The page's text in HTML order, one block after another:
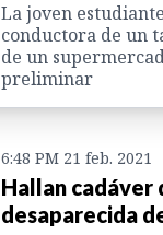
La joven
conductora de un
de un
preliminar
6:48 PM 21 feb. 2021
Hallan cadáver
desaparecida